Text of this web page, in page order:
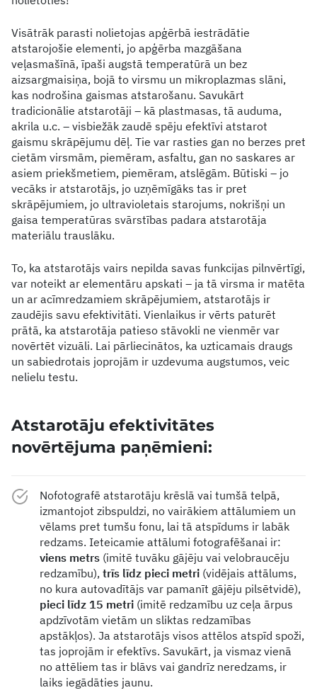
Visātrāk parasti nolietojas apģērbā iestrādātie
atstarojošie elementi, jo apģērba mazgāšana
veļasmašīnā, īpaši augstā temperatūrā un bez
aizsargmaisiņa, bojā to virsmu un mikroplazmas slāni,
kas nodrošina gaismas atstarošanu. Savukārt
tradicionālie atstarotāji – kā plastmasas, tā auduma,
akrila u.c. – visbiežāk zaudē spēju efektīvi atstarot
gaismu skrāpējumu dēļ. Tie var rasties gan no berzes pret
cietām virsmām, piemēram, asfaltu, gan no saskares ar
asiem priekšmetiem, piemēram, atslēgām. Būtiski – jo
vecāks ir atstarotājs, jo uzņēmīgāks tas ir pret
skrāpējumiem, jo ultravioletais starojums, nokrišņi un
gaisa temperatūras svārstības padara atstarotāja
materiālu trauslāku.
To, ka atstarotājs vairs nepilda savas funkcijas pilnvērtīgi,
var noteikt ar elementāru apskati – ja tā virsma ir matēta
un ar acīmredzamiem skrāpējumiem, atstarotājs ir
zaudējis savu efektivitāti. Vienlaikus ir vērts paturēt
prātā, ka atstarotāja patieso stāvokli ne vienmēr var
novērtēt vizuāli. Lai pārliecinātos, ka uzticamais draugs
un sabiedrotais joprojām ir uzdevuma augstumos, veic
nelielu testu.
Atstarotāju efektivitātes
novērtējuma paņēmieni:
Nofotografē atstarotāju krēslā vai tumšā telpā,
izmantojot zibspuldzi, no vairākiem attālumiem un
vēlams pret tumšu fonu, lai tā atspīdums ir labāk
redzams. Ieteicamie attālumi fotografēšanai ir:
viens metrs (imitē tuvāku gājēju vai velobraucēju
redzamību), trīs līdz pieci metri (vidējais attālums,
no kura autovadītājs var pamanīt gājēju pilsētvidē),
pieci līdz 15 metri (imitē redzamību uz ceļa ārpus
apdzīvotām vietām un sliktas redzamības
apstākļos). Ja atstarotājs visos attēlos atspīd spoži,
tas joprojām ir efektīvs. Savukārt, ja vismaz vienā
no attēliem tas ir blāvs vai gandrīz neredzams, ir
laiks iegādāties jaunu.